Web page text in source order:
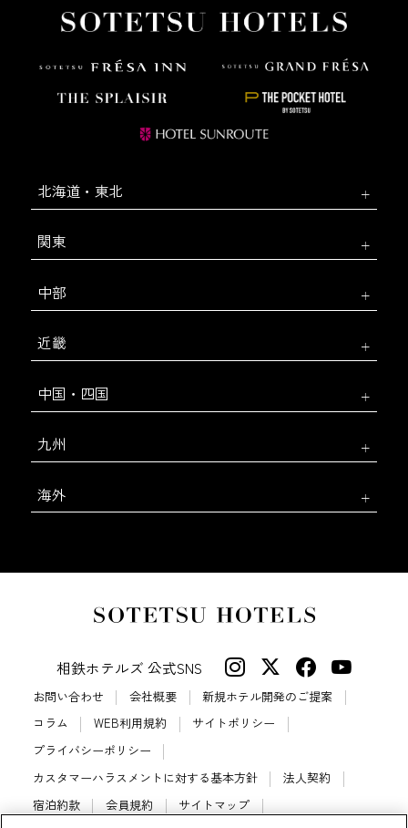
北海道・東北
関東
中部
近畿
中国・四国
九州
海外
相鉄ホテルズ 公式SNS
お問い合わせ 会社概要
新規ホテル開発のご提案
コラム
WEB利用規約
サイトポリシー
プライバシーポリシー
カスタマーハラスメントに対する基本方針
法人契約
宿泊約款
会員規約
サイトマップ